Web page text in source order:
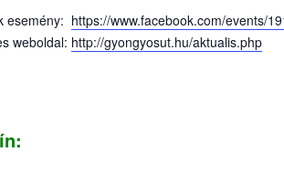
esemény: https://www.facebook.com/events/
weboldal: http://gyongyosut.hu/aktualis.php